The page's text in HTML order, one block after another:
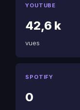
YOUTUBE
42,6 k
vues
SPOTIFY
0